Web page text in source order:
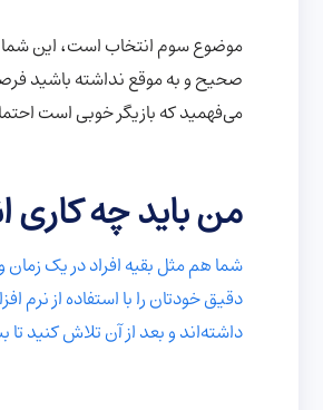
موضوع سوم انتخاب است، این شما
می‌فهمید که بازیگر خوبی است
من باید چه کاری
شما هم مثل بقیه افراد در یک
دقیق خودتان را با استفاده از
داشته‌اند و بعد از آن تلاش کنید تا